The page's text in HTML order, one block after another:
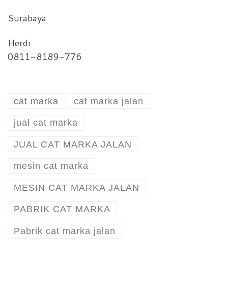
Surabaya
Herdi
0811-8189-776
cat marka cat marka jalan
jual cat marka
JUAL CAT MARKA JALAN
mesin cat marka
MESIN CAT MARKA JALAN
PABRIK CAT MARKA
Pabrik cat marka jalan